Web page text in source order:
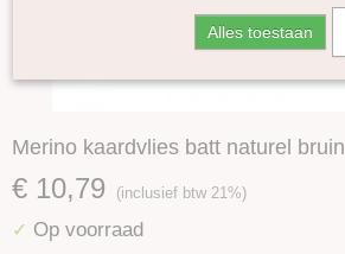
Merino kaardvlies batt naturel bruin
€ 10,79 (inclusief btw 21%)
✓ Op voorraad
Alles toestaan